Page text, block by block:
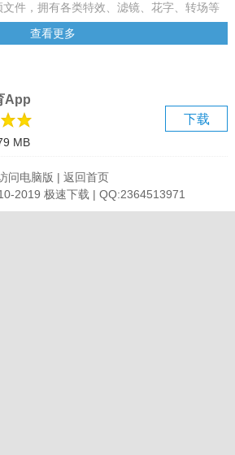
件，拥有各类特效、滤镜、花字、转场等
下载吧！
式。
。
启美颜。
查看更多
下载
App
MB
问电脑版 | 返回首页
2019 极速下载 | QQ:2364513971